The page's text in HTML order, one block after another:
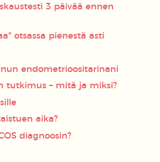
3 päivää ennen
otsassa pienestä asti
endometrioositarinani
tutkimus – mitä ja miksi?
aika?
diagnoosin?